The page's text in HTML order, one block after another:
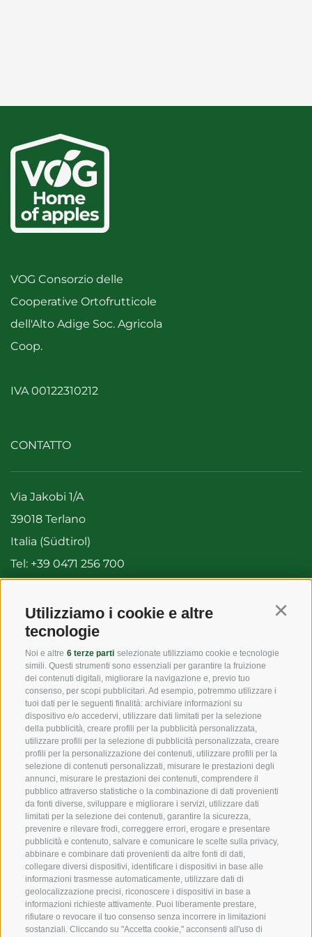
Utilizziamo i cookie e altre
tecnologie
Noi e altre 6 terze parti selezionate utilizziamo cookie e tecnologie
simili. Questi strumenti sono essenziali per garantire la fruizione
dei contenuti digitali, migliorare la navigazione e, previo tuo
consenso, per scopi pubblicitari. Ad esempio, potremmo utilizzare i
tuoi dati per le seguenti finalità: archiviare informazioni su
dispositivo e/o accedervi, utilizzare dati limitati per la selezione
della pubblicità, creare profili per la pubblicità personalizzata,
utilizzare profili per la selezione di pubblicità personalizzata, creare
profili per la personalizzazione dei contenuti, utilizzare profili per la
selezione di contenuti personalizzati, misurare le prestazioni degli
annunci, misurare le prestazioni dei contenuti, comprendere il
pubblico attraverso statistiche o la combinazione di dati provenienti
da fonti diverse, sviluppare e migliorare i servizi, utilizzare dati
limitati per la selezione dei contenuti, garantire la sicurezza,
prevenire e rilevare frodi, correggere errori, erogare e presentare
pubblicità e contenuto, salvare e comunicare le scelte sulla privacy,
abbinare e combinare dati provenienti da altre fonti di dati,
collegare diversi dispositivi, identificare i dispositivi in base alle
informazioni trasmesse automaticamente, utilizzare dati di
geolocalizzazione precisi, riconoscere i dispositivi in base a
informazioni richieste attivamente. Puoi liberamente prestare,
rifiutare o revocare il tuo consenso senza incorrere in limitazioni
sostanziali. Cliccando su "Accetta cookie," acconsenti all'uso di
VOG Consorzio delle
Cooperative Ortofrutticole
dell'Alto Adige Soc. Agricola
Coop.
IVA 00122310212
CONTATTO
Via Jakobi 1/A
39018 Terlano
Italia (Südtirol)
Tel: +39 0471 256 700
info@vog.it
info@pec.vog.it
LINK UTILI
Origine
Expertise
Sostensibilità
Prodotti e Marchi
Codice etico
Modello organizzativo
Whistleblowing